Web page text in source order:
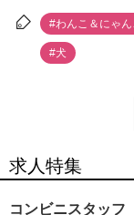
#わんこ＆にゃん
#犬
求人特集
コンビニスタッフ